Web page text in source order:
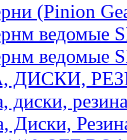
(Pinion
ведомые
ведомые
ДИСКИ,
диски,
Диски,